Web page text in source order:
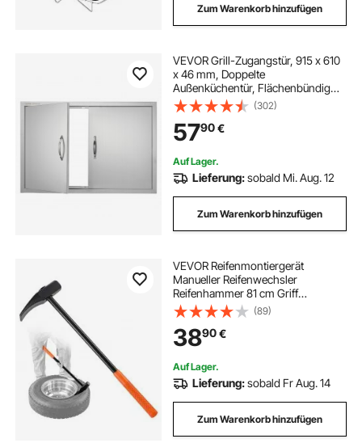
Zum Warenkorb hinzufügen
VEVOR Grill-Zugangstür, 915 x 610
x 46 mm, Doppelte
Außenküchentür, Flächenbündig
Montierte Edelstahltür, Vertikale
Wandtür mit Griffen, für Grillinsel,
Grillstation, Außenschrank usw.
(302)
5790€
Auf Lager.
Lieferung:sobald Mi. Aug. 12
Zum Warenkorb hinzufügen
VEVOR Reifenmontiergerät
Manueller Reifenwechsler
Reifenhammer 81 cm Griff
Reifenwerkzeug mit
Entenschnabelförmiger
Abdrückkeil zur Montage
Demontage für Autoreparaturen
von Universalen Fahrzeugtypen
(89)
3890€
Auf Lager.
Lieferung:sobald Fr Aug. 14
Zum Warenkorb hinzufügen